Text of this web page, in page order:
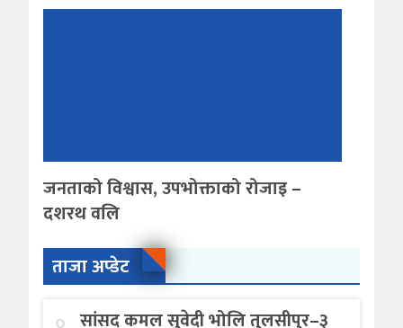
जनताको विश्वास, उपभोक्ताको रोजाइ –
दशरथ वलि
ताजा अप्डेट
सांसद कमल सुवेदी भोलि तुलसीपुर–३